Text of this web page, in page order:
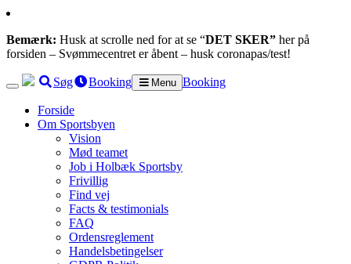
Bemærk: Husk at scrolle ned for at se “DET SKER” her på
forsiden – Svømmecentret er åbent – husk coronapas/test!
Søg Booking Menu Booking
Forside
Om Sportsbyen
Vision
Mød teamet
Job i Holbæk Sportsby
Frivillig
Find vej
Facts & testimonials
FAQ
Ordensreglement
Handelsbetingelser